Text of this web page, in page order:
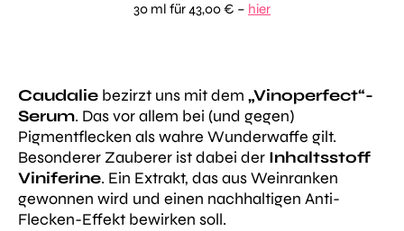
30 ml für 43,00 € – hier
Caudalie bezirzt uns mit dem „Vinoperfect“-
Serum. Das vor allem bei (und gegen)
Pigmentflecken als wahre Wunderwaffe gilt.
Besonderer Zauberer ist dabei der Inhaltsstoff
Viniferine. Ein Extrakt, das aus Weinranken
gewonnen wird und einen nachhaltigen Anti-
Flecken-Effekt bewirken soll.